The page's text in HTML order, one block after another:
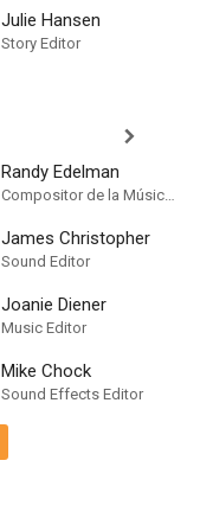
Julie Hansen
Story Editor
Randy Edelman
Compositor de la Música Original, Conductor
James Christopher
Sound Editor
Joanie Diener
Music Editor
Mike Chock
Sound Effects Editor